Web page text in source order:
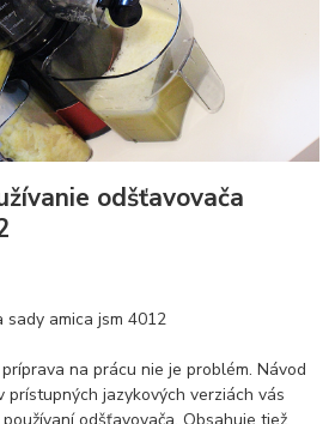
odšťavovača
na prácu nie je problém. Návod
prístupných jazykových verziách vás